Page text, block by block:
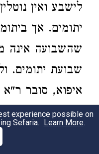
לישבע ואין
יתומים. אך
שהשבועה אינה
שבועת יתומים.
איפוא, סובר
באופן הזה
אלא מעכבת
experience possible on
Sefaria. Learn More.